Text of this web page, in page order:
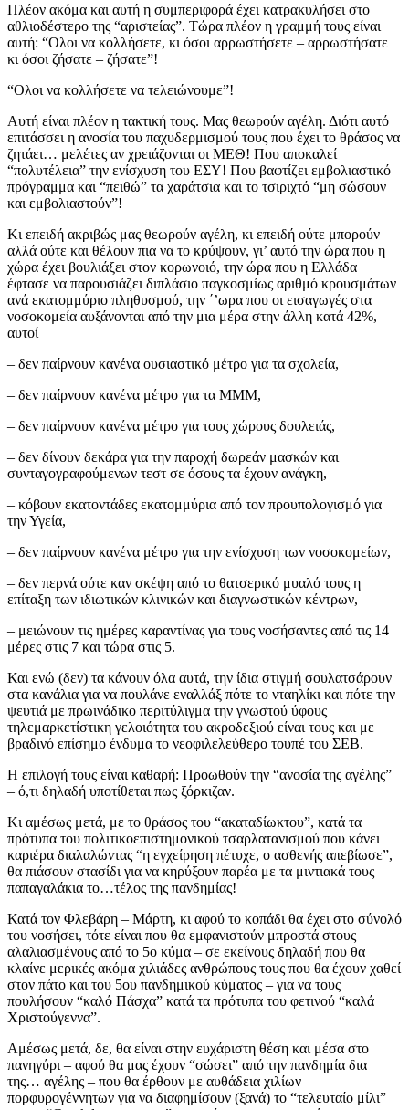
Πλέον ακόμα και αυτή η συμπεριφορά έχει κατρακυλήσει στο
αθλιοδέστερο της “αριστείας”. Τώρα πλέον η γραμμή τους είναι
αυτή: “Ολοι να κολλήσετε, κι όσοι αρρωστήσετε – αρρωστήσατε
κι όσοι ζήσατε – ζήσατε”!
“Ολοι να κολλήσετε να τελειώνουμε”!
Αυτή είναι πλέον η τακτική τους. Μας θεωρούν αγέλη. Διότι αυτό
επιτάσσει η ανοσία του παχυδερμισμού τους που έχει το θράσος να
ζητάει… μελέτες αν χρειάζονται οι ΜΕΘ! Που αποκαλεί
“πολυτέλεια” την ενίσχυση του ΕΣΥ! Που βαφτίζει εμβολιαστικό
πρόγραμμα και “πειθώ” τα χαράτσια και το τσιριχτό “μη σώσουν
και εμβολιαστούν”!
Κι επειδή ακριβώς μας θεωρούν αγέλη, κι επειδή ούτε μπορούν
αλλά ούτε και θέλουν πια να το κρύψουν, γι’ αυτό την ώρα που η
χώρα έχει βουλιάξει στον κορωνοιό, την ώρα που η Ελλάδα
έφτασε να παρουσιάζει διπλάσιο παγκοσμίως αριθμό κρουσμάτων
ανά εκατομμύριο πληθυσμού, την ΄’ωρα που οι εισαγωγές στα
νοσοκομεία αυξάνονται από την μια μέρα στην άλλη κατά 42%,
αυτοί
– δεν παίρνουν κανένα ουσιαστικό μέτρο για τα σχολεία,
– δεν παίρνουν κανένα μέτρο για τα ΜΜΜ,
– δεν παίρνουν κανένα μέτρο για τους χώρους δουλειάς,
– δεν δίνουν δεκάρα για την παροχή δωρεάν μασκών και
συνταγογραφούμενων τεστ σε όσους τα έχουν ανάγκη,
– κόβουν εκατοντάδες εκατομμύρια από τον προυπολογισμό για
την Υγεία,
– δεν παίρνουν κανένα μέτρο για την ενίσχυση των νοσοκομείων,
– δεν περνά ούτε καν σκέψη από το θατσερικό μυαλό τους η
επίταξη των ιδιωτικών κλινικών και διαγνωστικών κέντρων,
– μειώνουν τις ημέρες καραντίνας για τους νοσήσαντες από τις 14
μέρες στις 7 και τώρα στις 5.
Και ενώ (δεν) τα κάνουν όλα αυτά, την ίδια στιγμή σουλατσάρουν
στα κανάλια για να πουλάνε εναλλάξ πότε το νταηλίκι και πότε την
ψευτιά με πρωινάδικο περιτύλιγμα την γνωστού ύφους
τηλεμαρκετίστικη γελοιότητα του ακροδεξιού είναι τους και με
βραδινό επίσημο ένδυμα το νεοφιλελεύθερο τουπέ του ΣΕΒ.
Η επιλογή τους είναι καθαρή: Προωθούν την “ανοσία της αγέλης”
– ό,τι δηλαδή υποτίθεται πως ξόρκιζαν.
Κι αμέσως μετά, με το θράσος του “ακαταδίωκτου”, κατά τα
πρότυπα του πολιτικοεπιστημονικού τσαρλατανισμού που κάνει
καριέρα διαλαλώντας “η εγχείρηση πέτυχε, ο ασθενής απεβίωσε”,
θα πιάσουν στασίδι για να κηρύξουν παρέα με τα μιντιακά τους
παπαγαλάκια το…τέλος της πανδημίας!
Κατά τον Φλεβάρη – Μάρτη, κι αφού το κοπάδι θα έχει στο σύνολό
του νοσήσει, τότε είναι που θα εμφανιστούν μπροστά στους
αλαλιασμένους από το 5ο κύμα – σε εκείνους δηλαδή που θα
κλαίνε μερικές ακόμα χιλιάδες ανθρώπους τους που θα έχουν χαθεί
στον πάτο και του 5ου πανδημικού κύματος – για να τους
πουλήσουν “καλό Πάσχα” κατά τα πρότυπα του φετινού “καλά
Χριστούγεννα”.
Αμέσως μετά, δε, θα είναι στην ευχάριστη θέση και μέσα στο
πανηγύρι – αφού θα μας έχουν “σώσει” από την πανδημία δια
της… αγέλης – που θα έρθουν με αυθάδεια χιλίων
πορφυρογέννητων για να διαφημίσουν (ξανά) το “τελευταίο μίλι”